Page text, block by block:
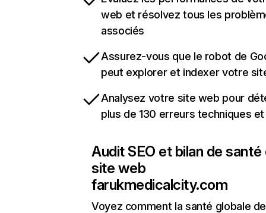
web et résolvez tous les
associés
Assurez-vous que le robot de
peut explorer et indexer votre
Analysez votre site web pour
plus de 130 erreurs techniques et
Audit SEO et bilan de santé
site web
farukmedicalcity.com
Voyez comment la santé globale